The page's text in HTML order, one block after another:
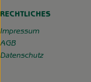
RECHTLICHES
Impressum
AGB
Datenschutz